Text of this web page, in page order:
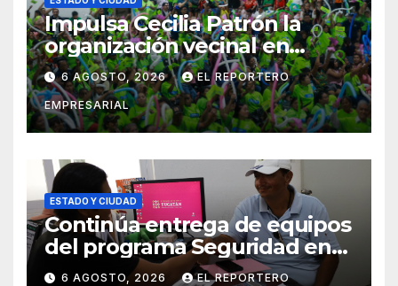
Impulsa Cecilia Patrón la
organización vecinal en
Mérida y suma a comités de
vigilancia en la prevención
social del delito
6 AGOSTO, 2026 EL REPORTERO
EMPRESARIAL
ESTADO Y CIUDAD
Continúa entrega de equipos
del programa Seguridad en
el Mar
6 AGOSTO, 2026 EL REPORTERO